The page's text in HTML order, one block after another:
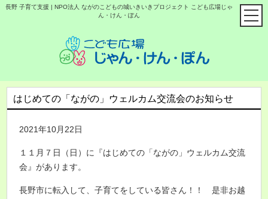
長野 子育て支援 | NPO法人 ながのこどもの城いきいきプロジェクト こども広場じゃ
ん・けん・ぽん
はじめての「ながの」ウェルカム交流会のお知らせ
2021年10月22日
１１月７日（日）に『はじめての「ながの」ウェルカム交流
会』があります。
長野市に転入して、子育てをしている皆さん！！ 是非お越